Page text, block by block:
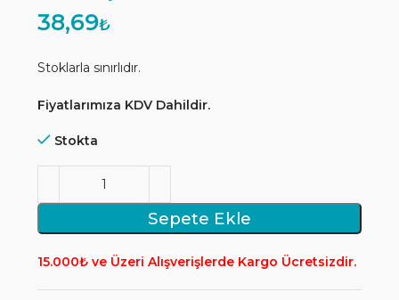
38,69₺
Stoklarla sınırlıdır.
Fiyatlarımıza KDV Dahildir.
Stokta
Sepete Ekle
15.000₺ ve Üzeri Alışverişlerde Kargo Ücretsizdir.